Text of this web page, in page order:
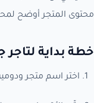
محتوى المتجر أوضح
خطة بداية
اختر اسم متجر